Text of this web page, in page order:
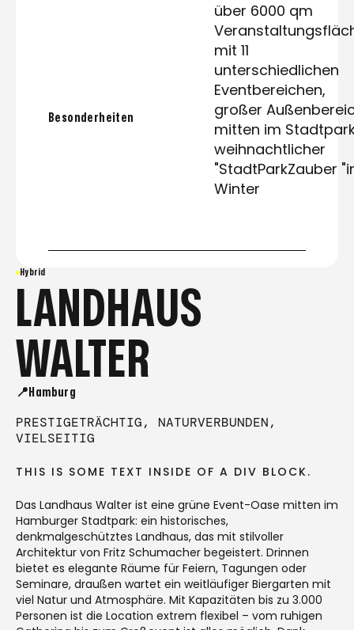
Besonderheiten
über 6000 qm
mit 11
unterschiedlichen
Eventbereichen,
großer
mitten im
weihnachtlicher
"StadtParkZauber
Winter
Hybrid
LANDHAUS
WALTER
📍Hamburg
PRESTIGETRÄCHTIG, NATURVERBUNDEN,
VIELSEITIG
THIS IS SOME TEXT INSIDE OF A DIV BLOCK.
Das Landhaus Walter ist eine grüne Event-Oase mitten im
Hamburger Stadtpark: ein historisches,
denkmalgeschütztes Landhaus, das mit stilvoller
Architektur von Fritz Schumacher begeistert. Drinnen
bietet es elegante Räume für Feiern, Tagungen oder
Seminare, draußen wartet ein weitläufiger Biergarten mit
viel Natur und Atmosphäre. Mit Kapazitäten bis zu 3.000
Personen ist die Location extrem flexibel – vom ruhigen